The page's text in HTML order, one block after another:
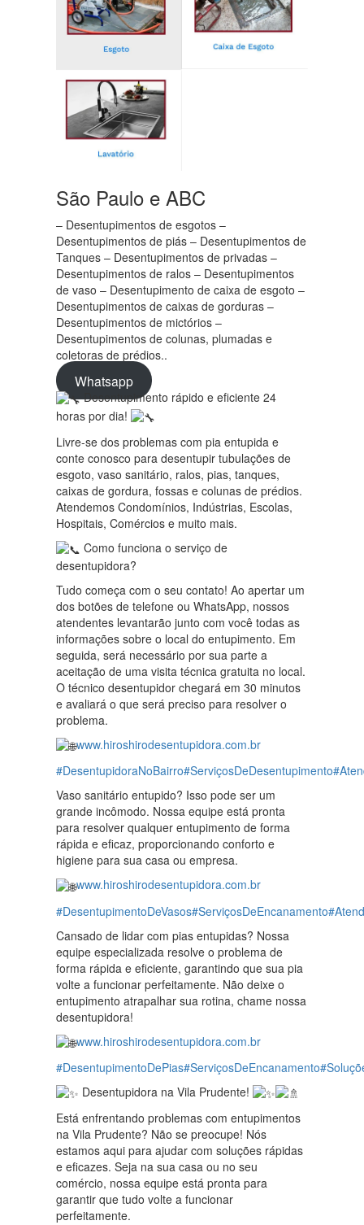
São Paulo e ABC
– Desentupimentos de esgotos –
Desentupimentos de piás – Desentupimentos de
Tanques – Desentupimentos de privadas –
Desentupimentos de ralos – Desentupimentos
de vaso – Desentupimento de caixa de esgoto –
Desentupimentos de caixas de gorduras –
Desentupimentos de mictórios –
Desentupimentos de colunas, plumadas e
coletoras de prédios..
Whatsapp
Desentupimento rápido e eficiente 24
horas por dia!
Livre-se dos problemas com pia entupida e
conte conosco para desentupir tubulações de
esgoto, vaso sanitário, ralos, pias, tanques,
caixas de gordura, fossas e colunas de prédios.
Atendemos Condomínios, Indústrias, Escolas,
Hospitais, Comércios e muito mais.
Como funciona o serviço de
desentupidora?
Tudo começa com o seu contato! Ao apertar um
dos botões de telefone ou WhatsApp, nossos
atendentes levantarão junto com você todas as
informações sobre o local do entupimento. Em
seguida, será necessário por sua parte a
aceitação de uma visita técnica gratuita no local.
O técnico desentupidor chegará em 30 minutos
e avaliará o que será preciso para resolver o
problema.
www.hiroshirodesentupidora.com.br
#DesentupidoraNoBairro#ServiçosDeDesentupimento
Vaso sanitário entupido? Isso pode ser um
grande incômodo. Nossa equipe está pronta
para resolver qualquer entupimento de forma
rápida e eficaz, proporcionando conforto e
higiene para sua casa ou empresa.
www.hiroshirodesentupidora.com.br
#DesentupimentoDeVasos#ServiçosDeEncanamento
Cansado de lidar com pias entupidas? Nossa
equipe especializada resolve o problema de
forma rápida e eficiente, garantindo que sua pia
volte a funcionar perfeitamente. Não deixe o
entupimento atrapalhar sua rotina, chame nossa
desentupidora!
www.hiroshirodesentupidora.com.br
#DesentupimentoDePias#ServiçosDeEncanamento
Desentupidora na Vila Prudente!
Está enfrentando problemas com entupimentos
na Vila Prudente? Não se preocupe! Nós
estamos aqui para ajudar com soluções rápidas
e eficazes. Seja na sua casa ou no seu
comércio, nossa equipe está pronta para
garantir que tudo volte a funcionar
perfeitamente.